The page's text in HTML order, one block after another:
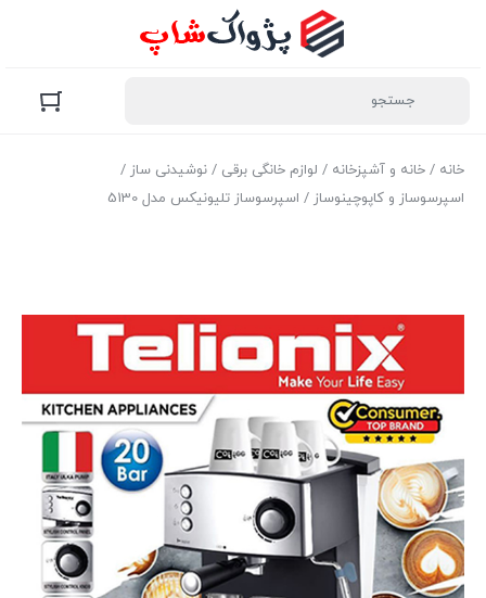
خانه / خانه و آشپزخانه / لوازم خانگی برقی / نوشیدنی ساز /
اسپرسوساز و کاپوچینوساز / اسپرسوساز تلیونیکس مدل 5130